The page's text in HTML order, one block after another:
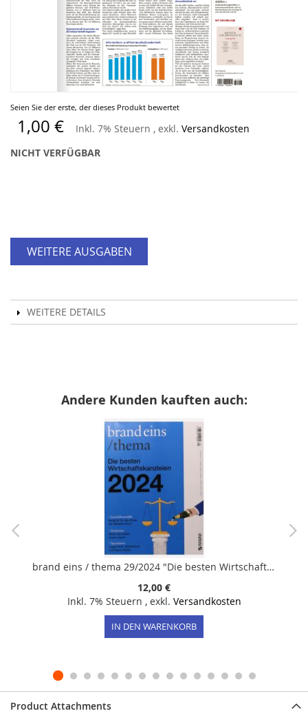
Seien Sie der erste, der dieses Produkt bewertet
1,00 € Inkl. 7% Steuern , exkl. Versandkosten
NICHT VERFÜGBAR
WEITERE AUSGABEN
WEITERE DETAILS
Zum
Anfang
der
Bildergalerie
springen
Andere Kunden kauften auch:
brand eins / thema 29/2024 "Die besten Wirtschaftskanzleien 2024"
12,00 €
Inkl. 7% Steuern , exkl. Versandkosten
IN DEN WARENKORB
Product Attachments